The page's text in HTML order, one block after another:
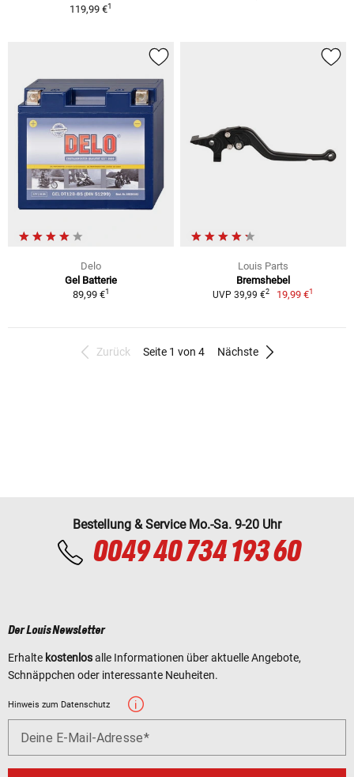
119,99 €1
Delo
Gel Batterie
89,99 €1
Louis Parts
Bremshebel
UVP 39,99 €2 19,99 €1
Zurück Seite 1 von 4 Nächste
Bestellung & Service Mo.-Sa. 9-20 Uhr
0049 40 734 193 60
Der Louis Newsletter
Erhalte kostenlosalle Informationen über aktuelle Angebote,
Schnäppchen oder interessante Neuheiten.
Hinweis zum Datenschutz
Deine E-Mail-Adresse